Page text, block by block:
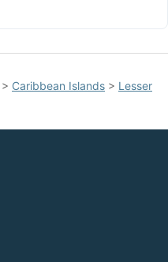
> Caribbean Islands > Lesser